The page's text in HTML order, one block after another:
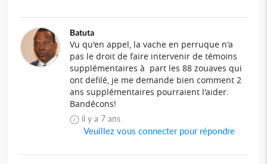
Batuta
Vu qu'en appel, la vache en perruque n'a
pas le droit de faire intervenir de témoins
supplémentaires à part les 88 zouaves qui
ont defilé, je me demande bien comment 2
ans supplémentaires pourraient l'aider.
Bandécons!
il y a 7 ans
Veuillez vous connecter pour répondre